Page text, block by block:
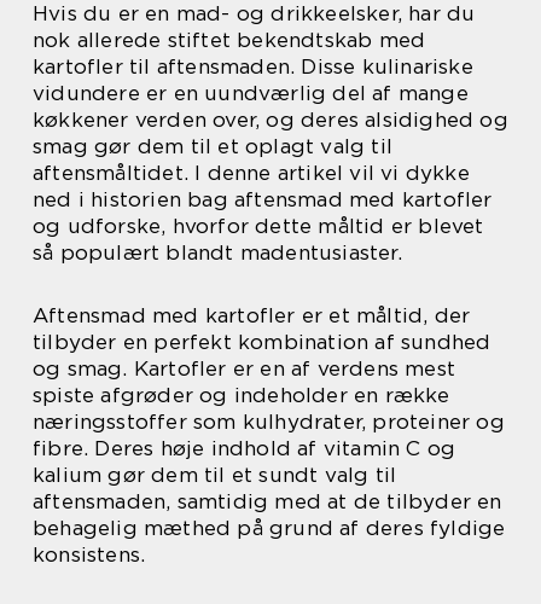
Hvis du er en mad- og drikkeelsker, har du
nok allerede stiftet bekendtskab med
kartofler til aftensmaden. Disse kulinariske
vidundere er en uundværlig del af mange
køkkener verden over, og deres alsidighed og
smag gør dem til et oplagt valg til
aftensmåltidet. I denne artikel vil vi dykke
ned i historien bag aftensmad med kartofler
og udforske, hvorfor dette måltid er blevet
så populært blandt madentusiaster.
Aftensmad med kartofler er et måltid, der
tilbyder en perfekt kombination af sundhed
og smag. Kartofler er en af verdens mest
spiste afgrøder og indeholder en række
næringsstoffer som kulhydrater, proteiner og
fibre. Deres høje indhold af vitamin C og
kalium gør dem til et sundt valg til
aftensmaden, samtidig med at de tilbyder en
behagelig mæthed på grund af deres fyldige
konsistens.